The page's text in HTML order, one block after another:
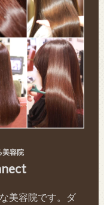
美容院
美容院です。ダ